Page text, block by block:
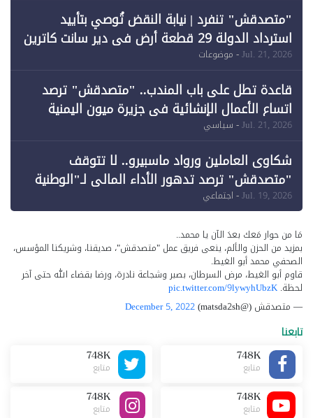
"متصدقش" تنفرد | نيابة النقض تُوصي بتأييد
استرداد الدولة 29 قطعة أرض في دير سانت كاترين
وقبول طعن الحكومة جزئيًا (1)
Jul. 21, 2026- موضوعات
قاعدة تطل على باب المندب.. "متصدقش" ترصد
اتساع الأعمال الإنشائية في جزيرة ميون اليمنية
Jul. 21, 2026- سياسي
شكاوى العاملين ورواد ماسبيرو.. لا تتوقف
"متصدقش" ترصد تدهور الأداء المالي لـ"الوطنية
للإعلام"
Jul. 19, 2026- اجتماعي
مَا من حوار مَعك بعدَ الآن يا محمد..
بمزيد من الحزن والألم، ينعى فريق عمل "متصدقش"، صديقنا، وشريكنا المؤسس،
الصحفي محمد أبو الغيط.
قاوم أبو الغيط، مرض السرطان، بصبر وشجاعة نادرة، ورضا بقضاء الله حتى آخر
لحظة. pic.twitter.com/9lywyhUbzK
— متصدقش (@matsda2sh)
December 5, 2022
تابعنا
748K
متابع
748K
متابع
748K
متابع
748K
متابع